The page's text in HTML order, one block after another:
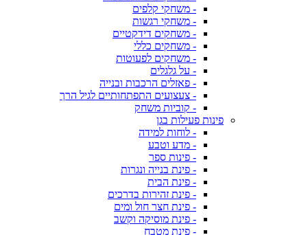
- משחקי קלפים
- משחקי רגשות
- משחקים דידקטיים
- משחקים כללי
- משחקים לפעוטות
- על גלגלים
- פאזלים הרכבות ובנייה
- צעצועים התפתחותיים לגיל הרך
- קוביות משחק
פינות פעילות בגן
- לוחות למידה
- מדע וטבע
- פינות ספר
- פינת בנייה ונגרות
- פינת הבית
- פינת זהירות בדרכים
- פינת חצר חול ומים
- פינת מוסיקה וקשב
- פינת מטבח